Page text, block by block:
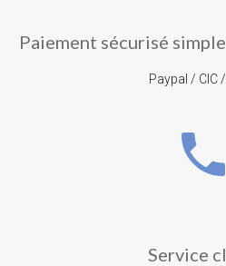
Paiement sécurisé
Paypal / CIC
phone
Service